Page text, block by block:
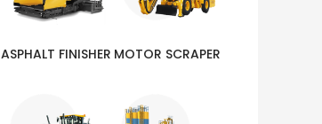
ASPHALT FINISHER MOTOR SCRAPER